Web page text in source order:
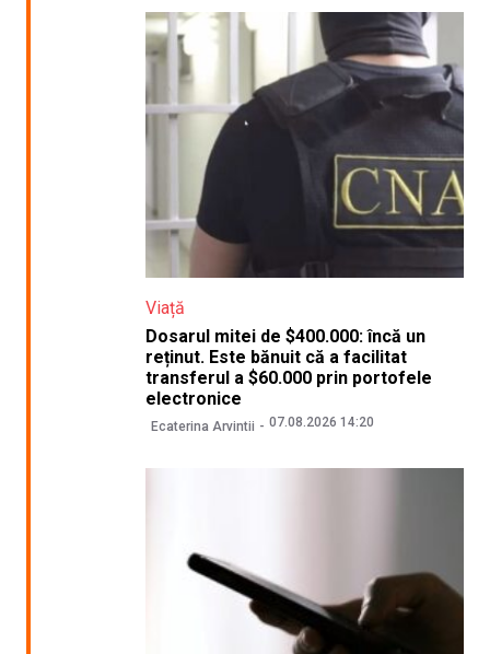
Viață
Dosarul mitei de $400.000: încă un
reținut. Este bănuit că a facilitat
transferul a $60.000 prin portofele
electronice
Ecaterina Arvintii 07.08.2026 14:20